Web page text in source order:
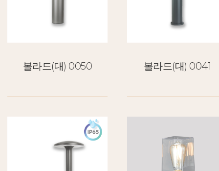
볼라드(대) 0050 볼라드(대) 0041